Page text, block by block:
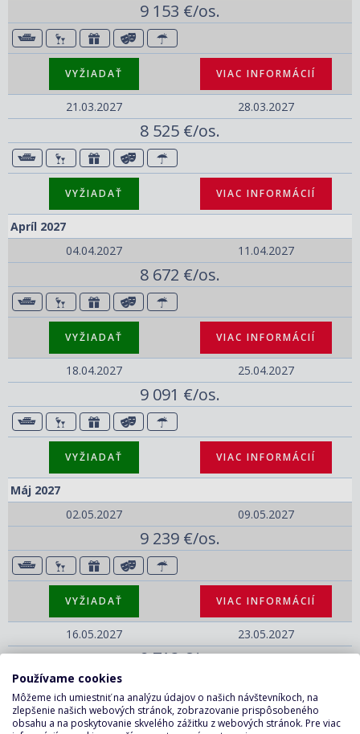
9 153 €/os.
VYŽIADAŤ VIAC INFORMÁCIÍ
21.03.2027 28.03.2027
8 525 €/os.
VYŽIADAŤ VIAC INFORMÁCIÍ
Apríl 2027
04.04.2027
11.04.2027
8 672 €/os.
VYŽIADAŤ VIAC INFORMÁCIÍ
18.04.2027 25.04.2027
9 091 €/os.
VYŽIADAŤ VIAC INFORMÁCIÍ
Máj 2027
02.05.2027
09.05.2027
9 239 €/os.
VYŽIADAŤ VIAC INFORMÁCIÍ
16.05.2027 23.05.2027
9 713 €/os.
VYŽIADAŤ VIAC INFORMÁCIÍ
Používame cookies
Môžeme ich umiestniť na analýzu údajov o našich návštevníkoch, na
zlepšenie našich webových stránok, zobrazovanie prispôsobeného
obsahu a na poskytovanie skvelého zážitku z webových stránok. Pre viac